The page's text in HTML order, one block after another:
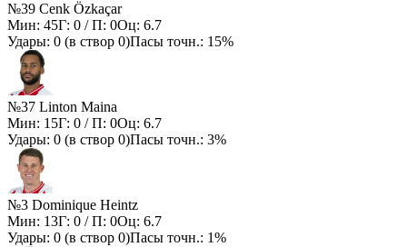
№39 Cenk Özkaçar
Мин: 45Г: 0 / П: 0Оц: 6.7
Удары: 0 (в створ 0)Пасы точн.: 15%
№37 Linton Maina
Мин: 15Г: 0 / П: 0Оц: 6.7
Удары: 0 (в створ 0)Пасы точн.: 3%
№3 Dominique Heintz
Мин: 13Г: 0 / П: 0Оц: 6.7
Удары: 0 (в створ 0)Пасы точн.: 1%